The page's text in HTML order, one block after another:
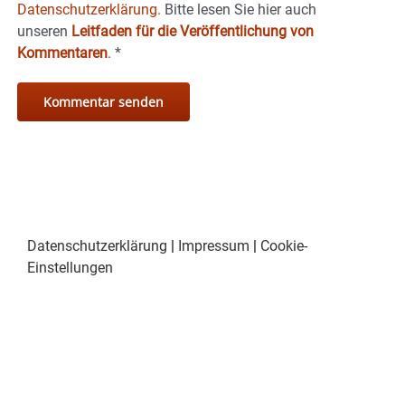
Datenschutzerklärung. Bitte lesen Sie hier auch
unseren Leitfaden für die Veröffentlichung von
Kommentaren. *
Datenschutzerklärung Impressum
Cookie-
Einstellungen